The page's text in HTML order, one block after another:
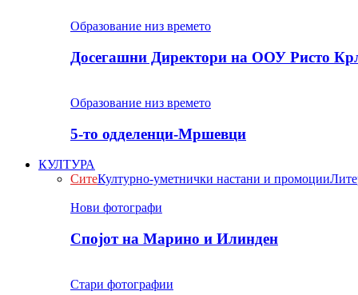
Образование низ времето
Досегашни Директори на ООУ Ристо
Образование низ времето
5-то одделенци-Мршевци
КУЛТУРА
СитеКултурно-уметнички настани и промоции
Нови фотографи
Спојот на Марино и Илинден
Стари фотографии